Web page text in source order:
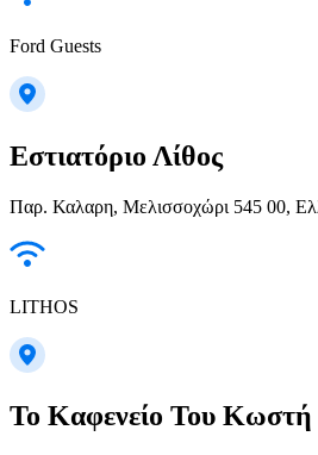
Ford Guests
Εστιατόριο Λίθος
Παρ. Καλαρη, Μελισσοχώρι 545 00,
LITHOS
Το Καφενείο Του Κωστή